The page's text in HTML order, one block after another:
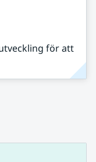
för att